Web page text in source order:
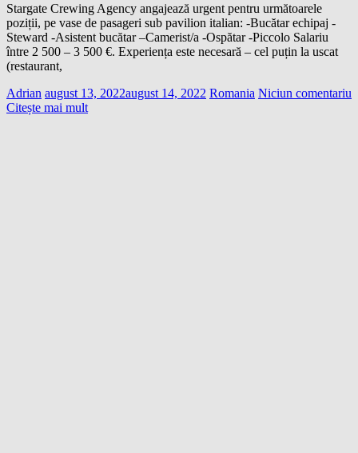
Stargate Crewing Agency angajează urgent pentru următoarele
poziții, pe vase de pasageri sub pavilion italian: -Bucătar echipaj -
Steward -Asistent bucătar –Camerist/a -Ospătar -Piccolo Salariu
între 2 500 – 3 500 €. Experiența este necesară – cel puțin la uscat
(restaurant,
Adrian august 13, 2022august 14, 2022 Romania Niciun comentariu
Citește mai mult